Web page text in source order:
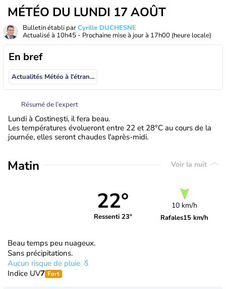
MÉTÉO DU LUNDI 17 AOÛT
Bulletin établi parCyrille DUCHESNE
Actualisé à 10h45 - Prochaine mise à jour à 17h00 (heure locale)
En bref
Actualités Météo à l'étranger
Résumé de l’expert
Lundi à Costinești, il fera beau.
Les températures évolueront entre 22 et 28°C au cours de la
journée, elles seront chaudes l'après-midi.
Matin Voir la nuit
22°
Ressenti 23°
10 km/h
Rafales15 km/h
Beau temps peu nuageux.
Sans précipitations.
Aucun risque de pluie
Indice UV7 Fort